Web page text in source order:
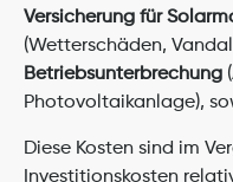
Versicherung für
Betriebsunterbrechung
Photovoltaikanlage),
Diese Kosten sind im